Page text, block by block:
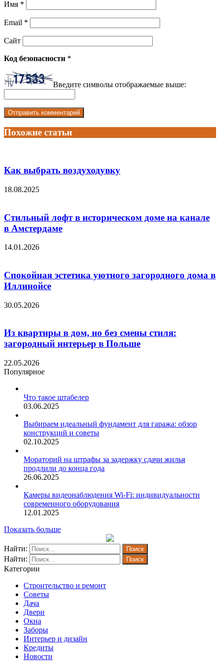
Имя *
Email *
Сайт
Код безопасности *
Введите символы отображаемые выше:
Похожие статьи
Как выбрать воздуходувку
18.08.2025
Стильный лофт в историческом доме на канале
в Амстердаме
14.01.2026
Спокойная эстетика уютного загородного дома в
Иллинойсе
30.05.2026
Из квартиры в дом, но без смены стиля:
загородный интерьер в Польше
22.05.2026
Популярное
Что такое штабелер
03.06.2025
Выбираем идеальный фундамент для гаража: обзор
конструкций и советы
02.10.2025
Мораторий на штрафы за задержку сдачи жилья
продлили до конца года
26.06.2025
Камеры видеонаблюдения Wi-Fi: индивидуальности
современного оборудования
12.01.2025
Показать больше
Найти:
Найти:
Категории
Строительство и ремонт
Советы
Дача
Двери
Окна
Заборы
Интерьер и дизайн
Кредиты
Новости